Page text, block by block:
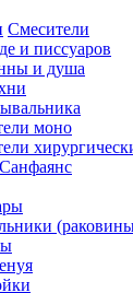
Смесители
и писсуаров
и душа
моно
Санфаянс